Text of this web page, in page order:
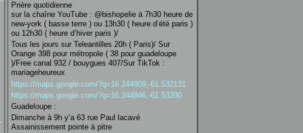
Prière quotidienne
sur la chaîne YouTube : @bishopelie à 7h30 heure de
new-york ( basse terre ) ou 13h30 ( heure d’été paris )
ou 12h30 ( heure d’hiver paris )/
Tous les jours sur Teleantilles 20h ( Paris)/ Sur
Orange 398 pour métropole ( 38 pour guadeloupe
)/Free canal 932 / bouygues 407/Sur TikTok :
mariageheureux
https://maps.google.com/?q=16.244909,-61.532131
https://maps.google.com/?q=16.244846,-61.53200
Guadeloupe :
Dimanche à 9h y’a 63 rue Paul lacavé
Assainissement pointe à pitre